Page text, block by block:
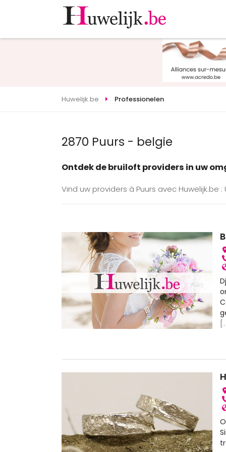
Huwelijk.be Professionelen
2870 Puurs - belgie
Ontdek de bruiloft providers in uw
Vind uw providers à Puurs avec Huwelijk.be